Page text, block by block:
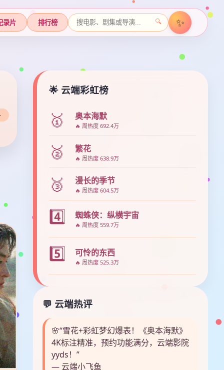
录片 排行榜 🔍 ✨
🌟 云端彩虹榜
🥇 奥本海默
🔥 周热度 692.4万
🥈 繁花
🔥 周热度 638.9万
🥉 漫长的季节
🔥 周热度 604.5万
4️⃣ 蜘蛛侠：纵横宇宙
🔥 周热度 559.7万
5️⃣ 可怜的东西
🔥 周热度 525.3万
💬 云端热评
🌸“雪花+彩虹梦幻爆表！《奥本海默》
4K标注精准，预约功能满分，云端影院
yyds！”
— 云端小飞鱼